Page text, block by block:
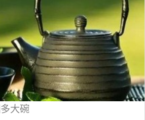
大碗